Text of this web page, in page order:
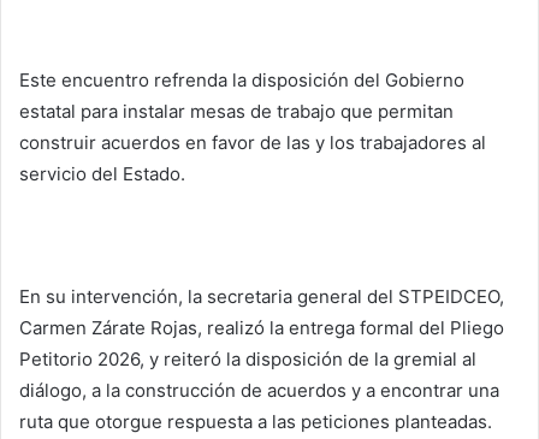
Este encuentro refrenda la disposición del Gobierno
estatal para instalar mesas de trabajo que permitan
construir acuerdos en favor de las y los trabajadores al
servicio del Estado.
En su intervención, la secretaria general del STPEIDCEO,
Carmen Zárate Rojas, realizó la entrega formal del Pliego
Petitorio 2026, y reiteró la disposición de la gremial al
diálogo, a la construcción de acuerdos y a encontrar una
ruta que otorgue respuesta a las peticiones planteadas.